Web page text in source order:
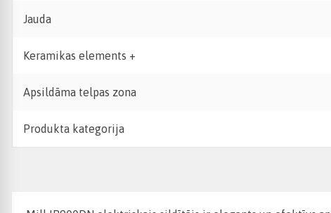
Jauda
Keramikas elements +
Apsildāma telpas zona
Produkta kategorija